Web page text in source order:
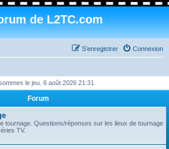
de L2TC.com
Connexion
S’enregistrer
le jeu. 6 août 2026 21:31
Forum
tournage. Questions/réponses sur les lieux de tournage
TV.